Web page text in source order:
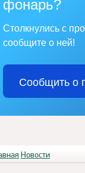
фонарь?
Столкнулись с
сообщите о ней!
Сообщить о
Новости